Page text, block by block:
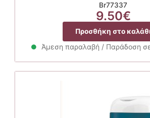
Br77337
9.50€
Προσθήκη στο
Άμεση παραλαβή / Παράδοση